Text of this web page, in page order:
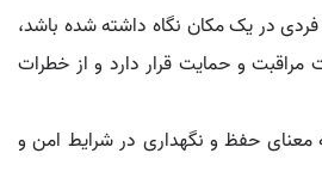
فردی در یک مکان نگاه داشته شده باشد،
و حمایت قرار دارد و از خطرات
معنای حفظ و نگهداری در شرایط امن و